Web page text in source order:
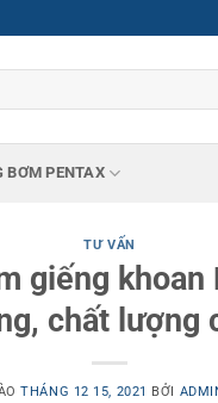
BƠM PENTAX
TƯ VẤN
giếng
chất lượng
THÁNG 12 15, 2021 BỞI